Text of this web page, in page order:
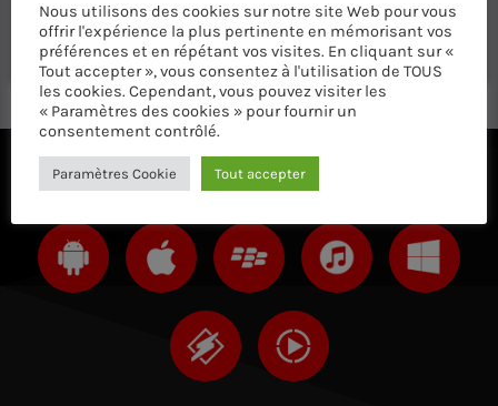
Vous devez être connecté pour ajouter un commentaire.
Connectez-vous maintenant
ÉCOUTEZ AVEC VOTRE APP ET SUR LE
Nous utilisons des cookies sur notre site Web pour vous
offrir l'expérience la plus pertinente en mémorisant vos
préférences et en répétant vos visites. En cliquant sur «
Tout accepter », vous consentez à l'utilisation de TOUS
les cookies. Cependant, vous pouvez visiter les
« Paramètres des cookies » pour fournir un
consentement contrôlé.
Paramètres Cookie Tout accepter